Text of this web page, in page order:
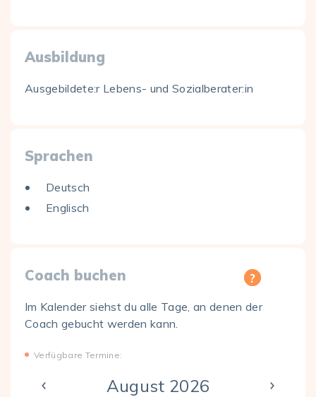
Coach buchen
Im Kalender siehst du alle Tage, an denen der
Coach gebucht werden kann.
Verfügbare Termine:
August 2026
Ausbildung
Ausgebildete:r Lebens- und Sozialberater:in
Sprachen
Deutsch
Englisch